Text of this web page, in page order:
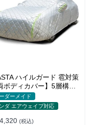
ハイルガード 雹対策
ボディカバー】5層構造
オーダーメイド 凍結防
雪防風 極厚 防風ロープ
ボディカバー
ダーメイド
ダ エアウェイブ対応
(税込)